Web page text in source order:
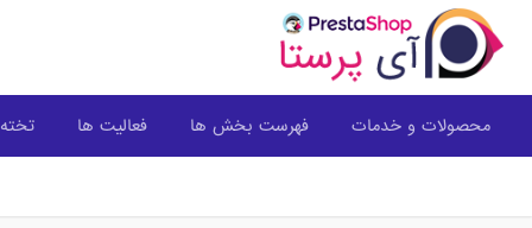
محصولات و خدمات فهرست بخش ها فعالیت ها